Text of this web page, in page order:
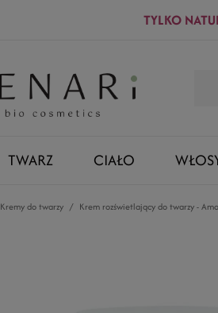
TYLKO
TWARZ CIAŁO
Kremy do twarzy Krem rozświetlający do twarzy -